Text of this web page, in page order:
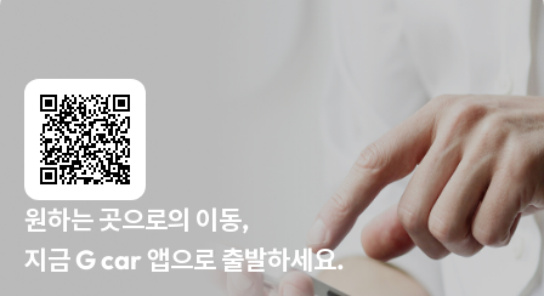
원하는 곳으로의 이동,
지금 G car 앱으로 출발하세요.